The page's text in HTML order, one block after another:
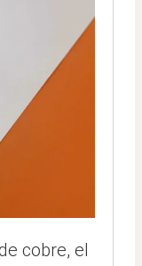
cobre, el